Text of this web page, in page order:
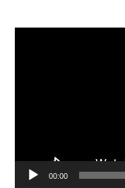
00:00